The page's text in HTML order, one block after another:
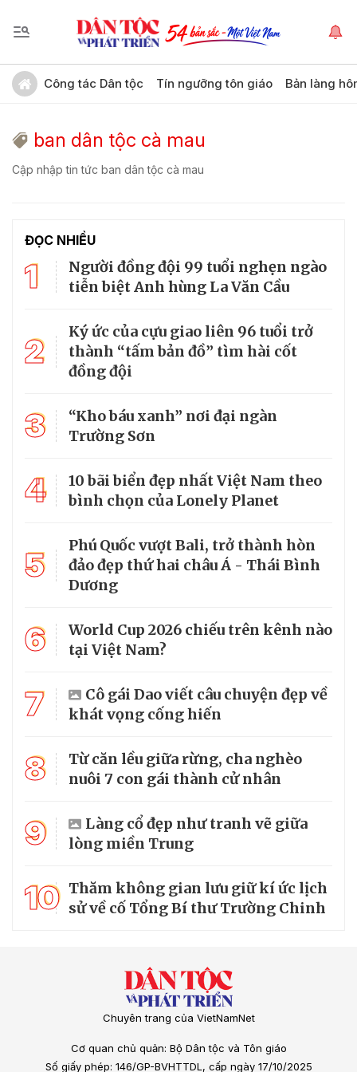
Công tác Dân tộc Tín ngưỡng tôn giáo Bản làng
ban dân tộc cà mau
Cập nhập tin tức ban dân tộc cà mau
ĐỌC NHIỀU
1
Người đồng đội 99 tuổi nghẹn ngào
tiễn biệt Anh hùng La Văn Cầu
2
Ký ức của cựu giao liên 96 tuổi trở
thành “tấm bản đồ” tìm hài cốt
đồng đội
3
“Kho báu xanh” nơi đại ngàn
Trường Sơn
4
10 bãi biển đẹp nhất Việt Nam theo
bình chọn của Lonely Planet
5
Phú Quốc vượt Bali, trở thành hòn
đảo đẹp thứ hai châu Á - Thái Bình
Dương
6
World Cup 2026 chiếu trên kênh nào
tại Việt Nam?
7
Cô gái Dao viết câu chuyện đẹp về
khát vọng cống hiến
8
Từ căn lều giữa rừng, cha nghèo
nuôi 7 con gái thành cử nhân
9
Làng cổ đẹp như tranh vẽ giữa
lòng miền Trung
10 Thăm không gian lưu giữ kí ức lịch
sử về cố Tổng Bí thư Trường Chinh
Chuyên trang của VietNamNet
Cơ quan chủ quản: Bộ Dân tộc và Tôn giáo
Số giấy phép: 146/GP-BVHTTDL, cấp ngày 17/10/2025